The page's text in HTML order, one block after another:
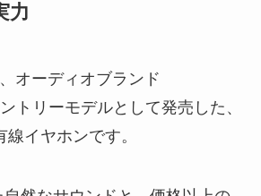
力
オーディオブランド
トリーモデルとして発売した、
イヤホンです。